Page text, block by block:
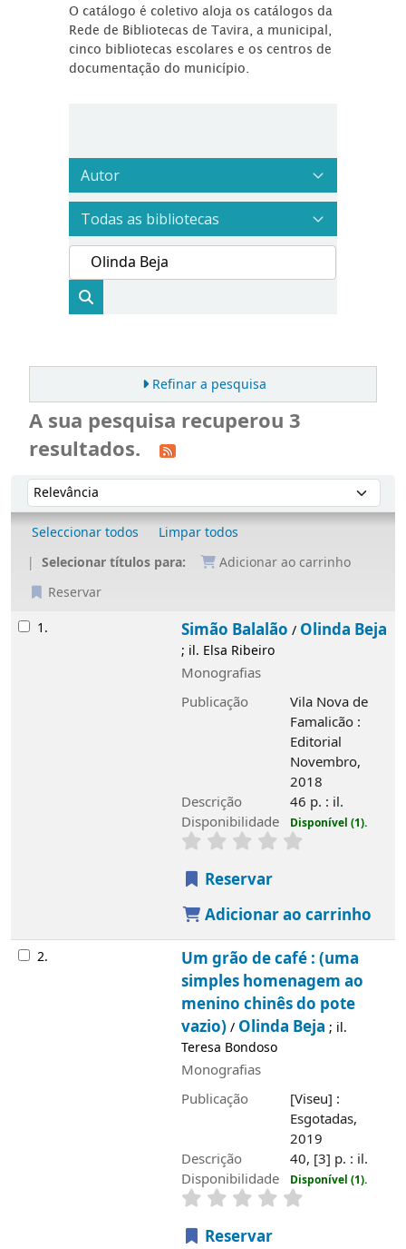
O catálogo é coletivo aloja os catálogos da
Rede de Bibliotecas de Tavira, a municipal,
cinco bibliotecas escolares e os centros de
documentação do município.
Refinar a pesquisa
A sua pesquisa recuperou 3
resultados.
Ordenar
Ordenar por:
Seleccionar todos
Limpar todos
Selecionar títulos para:
Adicionar ao carrinho
Reservar
Resultados
1. Simão Balalão / Olinda Beja
; il. Elsa Ribeiro
Monografias
Publicação
Vila Nova de
Famalicão :
Editorial
Novembro,
2018
Descrição
46 p. : il.
Disponibilidade
Disponível (1).
Reservar
Adicionar ao carrinho
2.
Um grão de café : (uma
simples homenagem ao
menino chinês do pote
vazio) / Olinda Beja ; il.
Teresa Bondoso
Monografias
Publicação
[Viseu] :
Esgotadas,
2019
Descrição
40, [3] p. : il.
Disponibilidade
Disponível (1).
Reservar